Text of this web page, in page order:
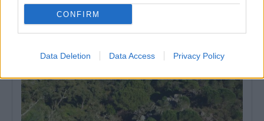
CONFIRM
Data Deletion Data Access Privacy Policy